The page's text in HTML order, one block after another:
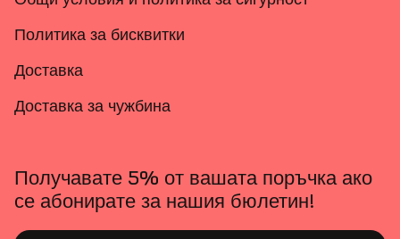
Политика за бисквитки
Доставка
Доставка за чужбина
Получавате 5% от вашата поръчка ако
се абонирате за нашия бюлетин!